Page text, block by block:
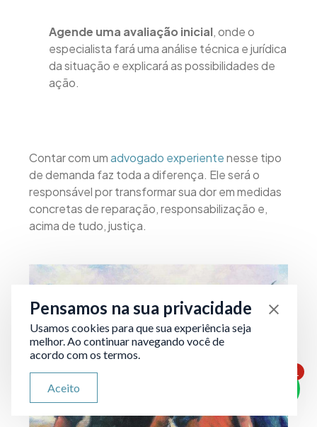
Agende uma avaliação inicial, onde o
especialista fará uma análise técnica e jurídica
da situação e explicará as possibilidades de
ação.
Contar com umadvogado experientenesse tipo
de demanda faz toda a diferença. Ele será o
responsável por transformar sua dor em medidas
concretas de reparação, responsabilização e,
acima de tudo, justiça.
1
Pensamos na sua privacidade
Usamos cookies para que sua experiência seja
melhor. Ao continuar navegando você de
acordo com os termos.
Aceito